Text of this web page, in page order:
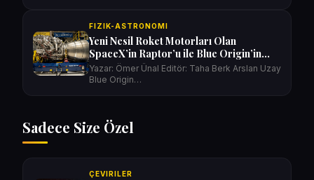
FIZIK-ASTRONOMI
Yeni Nesil Roket Motorları Olan
SpaceX’in Raptor’u ile Blue Origin’in
BE-4’ünün Karşılaştırması
Yazar: Ömer Ünal Editör: Taha Berk Arslan Uzay
Blue Origin…
Sadece Size Özel
ÇEVIRILER